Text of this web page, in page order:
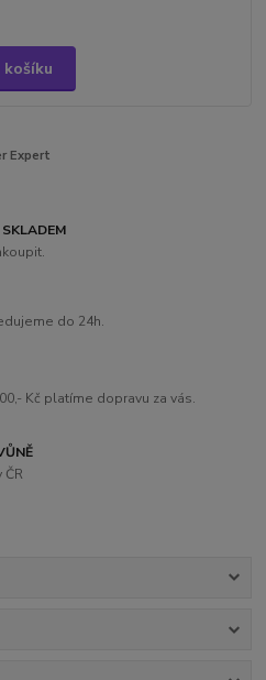
Expert
do 24h.
Kč platíme dopravu za vás.